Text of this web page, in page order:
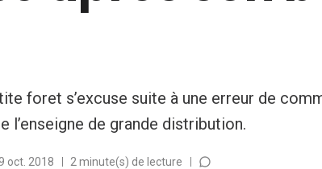
foret s’excuse suite à une erreur de
l’enseigne de grande distribution.
oct. 2018 2 minute(s) de lecture